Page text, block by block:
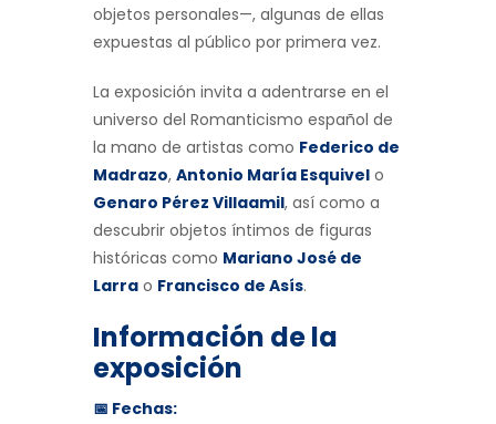
objetos personales—, algunas de ellas
expuestas al público por primera vez.
La exposición invita a adentrarse en el
universo del Romanticismo español de
la mano de artistas como Federico de
Madrazo, Antonio María Esquivel o
Genaro Pérez Villaamil, así como a
descubrir objetos íntimos de figuras
históricas como Mariano José de
Larra o Francisco de Asís.
Información de la
exposición
📅 Fechas: